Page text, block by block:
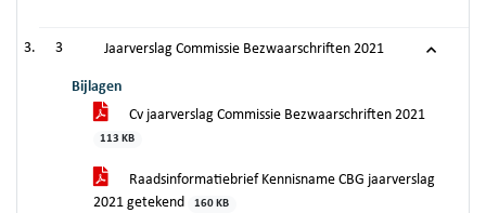
3 Jaarverslag Commissie Bezwaarschriften 2021
Bijlagen
Cv jaarverslag Commissie Bezwaarschriften 2021
113 KB
Raadsinformatiebrief Kennisname CBG jaarverslag
2021 getekend
160 KB